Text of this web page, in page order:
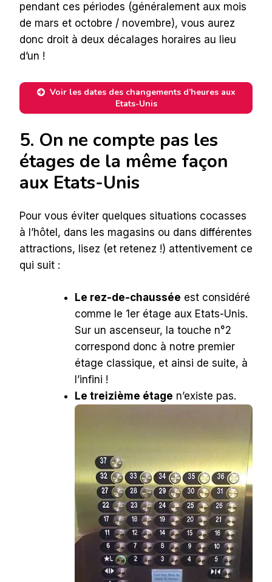
pendant ces périodes (généralement aux mois
de mars et octobre / novembre), vous aurez
donc droit à deux décalages horaires au lieu
d’un !
Voir les dates des changements d’heures aux
Etats-Unis
5. On ne compte pas les
étages de la même façon
aux Etats-Unis
Pour vous éviter quelques situations cocasses
à l’hôtel, dans les magasins ou dans différentes
attractions, lisez (et retenez !) attentivement ce
qui suit :
Le rez-de-chaussée est considéré
comme le 1er étage aux Etats-Unis.
Sur un ascenseur, la touche n°2
correspond donc à notre premier
étage classique, et ainsi de suite, à
l’infini !
Le treizième étage n’existe pas.